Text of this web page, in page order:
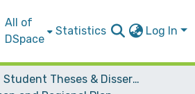
All of
DSpace
Statistics Log In
Student Theses & Dissertations